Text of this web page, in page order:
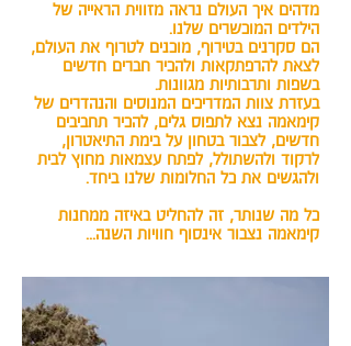
מדהים איך העולם נראה מזווית הראייה של
הילדים המוכשרים שלנו.
הם סקרנים בטירוף, מוכנים לטרוף את העולם,
לצאת להרפתקאות ולהכיר חברים חדשים
בשפות ותרבותיות מגוונות.
בעזרת צוות המדריכים המנוסים והנהדרים של
קימאמה נצא לתפוס גלים, להכיר תחביבים
חדשים, לצבור בטחון על בימת התיאטרון,
לרקוד ולהשתולל, לפתח עצמאות מחוץ לבית
ולהגשים את כל החלומות שלנו ביחד.
כל מה שנותר, זה להחליט באיזה ממחנות
קימאמה נצבור אינסוף חוויות השנה...